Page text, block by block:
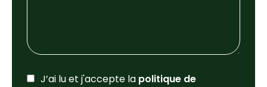
J’ai lu et j'accepte la politique de